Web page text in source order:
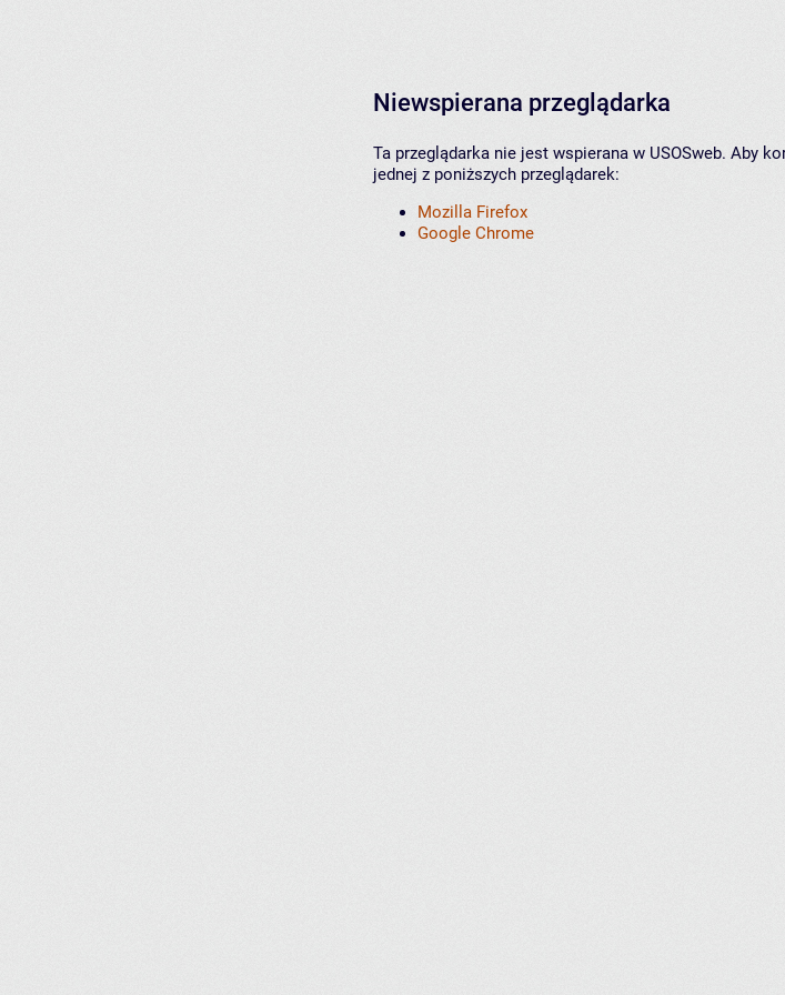
Niewspierana przeglądarka
Ta przeglądarka nie jest wspierana w USOSweb. Aby
jednej z poniższych przeglądarek:
Mozilla Firefox
Google Chrome